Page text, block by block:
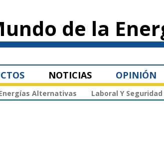
principal
de la
NOTICIAS OPINIÓN
Alternativas Laboral Y Seguridad